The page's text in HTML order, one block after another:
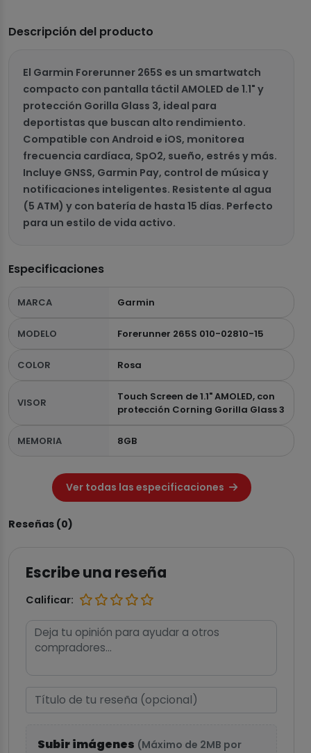
Descripción del producto
El Garmin Forerunner 265S es un smartwatch
compacto con pantalla táctil AMOLED de 1.1" y
protección Gorilla Glass 3, ideal para
deportistas que buscan alto rendimiento.
Compatible con Android e iOS, monitorea
frecuencia cardíaca, SpO2, sueño, estrés y más.
Incluye GNSS, Garmin Pay, control de música y
notificaciones inteligentes. Resistente al agua
(5 ATM) y con batería de hasta 15 días. Perfecto
para un estilo de vida activo.
Especificaciones
MARCA Garmin
MODELO Forerunner 265S 010-02810-15
COLOR Rosa
VISOR
Touch Screen de 1.1" AMOLED, con
protección Corning Gorilla Glass 3
MEMORIA 8GB
Ver todas las especificaciones
Reseñas (0)
Escribe una reseña
Calificar:
Subir imágenes (Máximo de 2MB por